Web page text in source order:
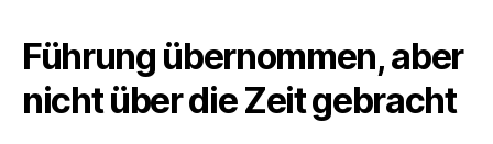
Führung übernommen, aber
nicht über die Zeit gebracht